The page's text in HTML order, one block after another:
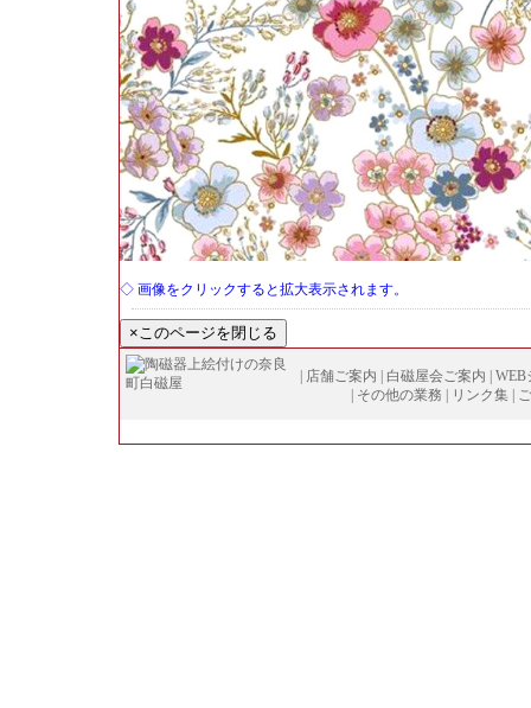
◇ 画像をクリックすると拡大表示されます。
| 店舗ご案内 | 白磁屋会ご案内 | WEB
| その他の業務 | リンク集 |